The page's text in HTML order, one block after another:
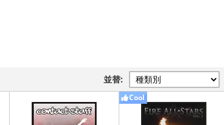
並替:
Cool